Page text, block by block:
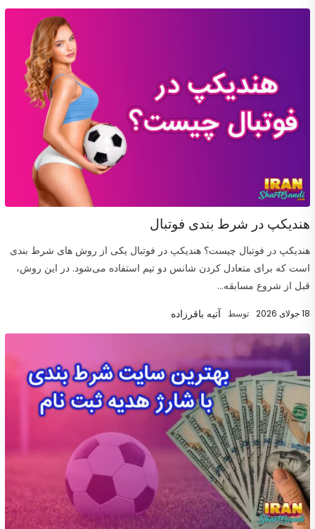
هندیکپ در شرط بندی فوتبال
هندیکپ در فوتبال چیست؟ هندیکپ در فوتبال یکی از روش های شرط بندی
است که برای متعادل کردن شانس دو تیم استفاده می‌شود. در این روش،
قبل از شروع مسابقه...
18 جولای 2026 توسط آتیه باقرزاده